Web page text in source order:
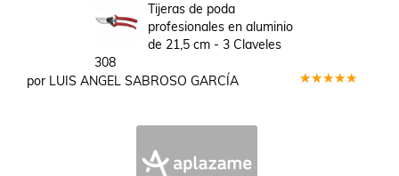
Tijeras de poda
profesionales en aluminio
de 21,5 cm - 3 Claveles
308
por LUIS ANGEL SABROSO GARCÍA